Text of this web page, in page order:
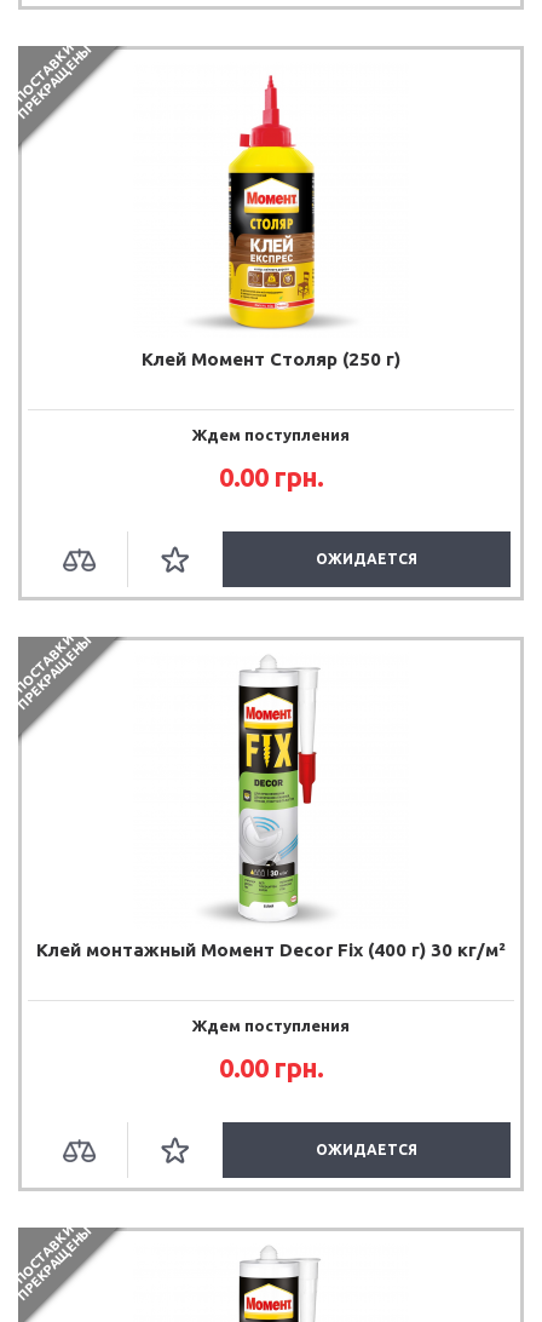
П
О
С
Т
А
В
К
И
П
Р
Е
К
Р
А
Щ
Е
Н
Ы
Клей Момент Столяр (250 г)
Ждем поступления
0.00 грн.
ОЖИДАЕТСЯ
П
О
С
Т
А
В
К
И
П
Р
Е
К
Р
А
Щ
Е
Н
Ы
Клей монтажный Момент Decor Fix (400 г) 30 кг/м²
Ждем поступления
0.00 грн.
ОЖИДАЕТСЯ
П
О
С
Т
А
В
К
И
П
Р
Е
К
Р
А
Щ
Е
Н
Ы